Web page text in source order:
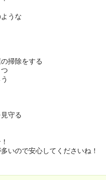
うな
掃除をする
守る
いので安心してくださいね！